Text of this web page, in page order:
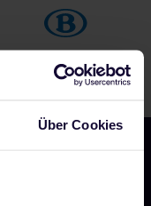
Über Cookies